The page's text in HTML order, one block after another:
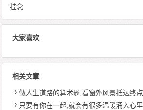
挂念
大家喜欢
相关文章
做人生道路的算术题,看窗外风景抵达终点
只要有你在一起,就会有很多温暖涌入心里